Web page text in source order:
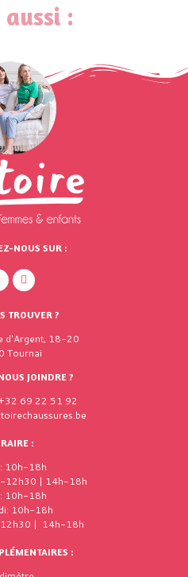
:
NOUS SUR :
TROUVER ?
d'Argent, 18-20
Tournai
JOINDRE ?
69 22 51 92
:
10h-18h
12h30 | 14h-18h
10h-18h
10h-18h
| 14h-18h
: